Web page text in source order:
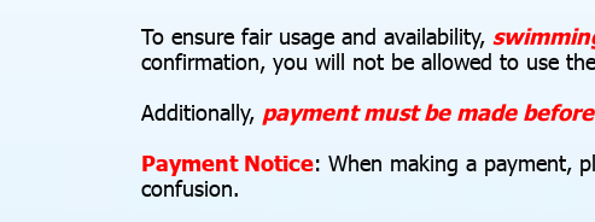
To ensure fair usage and availability, sw
confirmation, you will not be allowed to use
Additionally, payment must be made
Payment Notice: When making a payment,
confusion.